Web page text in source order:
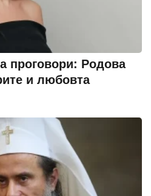
проговори: Родова
и любовта